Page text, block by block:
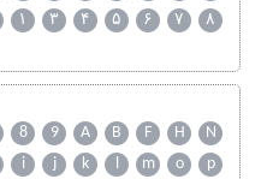
۱ ۳ ۴ ۵ ۶ ۷
۸
8 9 A B F H
N
i j k l m o
p